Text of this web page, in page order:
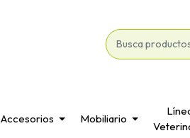
Accesorios Mobiliario